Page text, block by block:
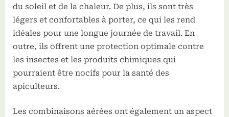
du soleil et de la chaleur. De plus, ils sont très
légers et confortables à porter, ce qui les rend
idéales pour une longue journée de travail. En
outre, ils offrent une protection optimale contre
les insectes et les produits chimiques qui
pourraient être nocifs pour la santé des
apiculteurs.
Les combinaisons aérées ont également un aspect